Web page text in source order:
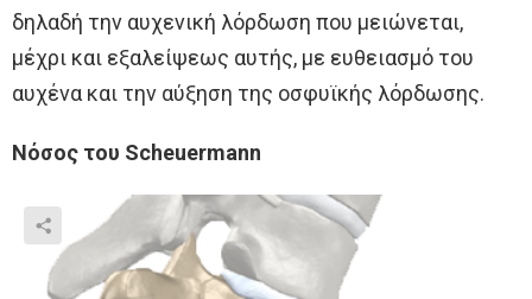
δηλαδή την αυχενική λόρδωση που μειώνεται,
μέχρι και εξαλείψεως αυτής, με ευθειασμό του
αυχένα και την αύξηση της οσφυϊκής λόρδωσης.
Νόσος του Scheuermann